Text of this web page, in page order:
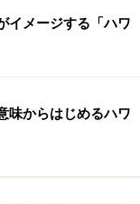
イメージする「ハワ
味からはじめるハワ